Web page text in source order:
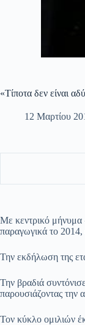
«Τίποτα δεν είναι
12 Μαρτίου
Με κεντρικό μήνυμα
παραγωγικά το
Την εκδήλωση της
Την βραδιά
παρουσιάζοντας την
Τον κύκλο ομιλιών